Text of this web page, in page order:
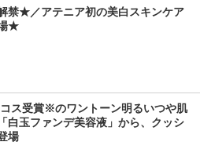
禁★／アテニア初の美白スキンケア
★
ス受賞※のワントーン明るいつや肌
白玉ファンデ美容液」から、クッシ
場